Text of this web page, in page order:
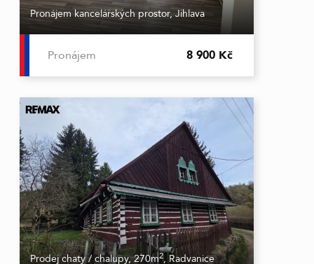
Pronájem kancelářských prostor, Jihlava
Pronájem 8 900 Kč
Prodej chaty / chalupy, 270m2, Radvanice